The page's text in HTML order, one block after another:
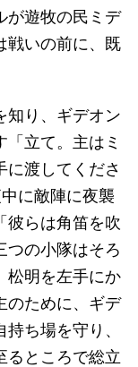
が遊牧の民ミデ
戦いの前に、既
知り、ギデオン
立て。主はミ
に渡してくださ
に敵陣に夜襲
彼らは角笛を吹
つの小隊はそろ
松明を左手にか
のために、ギデ
ち場を守り、
るところで総立